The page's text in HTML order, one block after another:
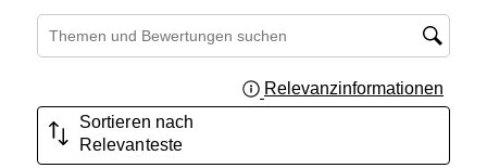
Suchthemen und Bewertungen Suchregion
Relevanzinformationen
Sortieren nach
Relevanteste